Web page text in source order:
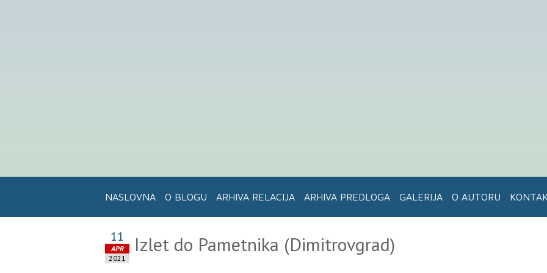
NASLOVNA O BLOGU ARHIVA RELACIJA ARHIVA PREDLOGA GALERIJA O AUTORU
11
APR
2021
Izlet do Pametnika (Dimitrovgrad)